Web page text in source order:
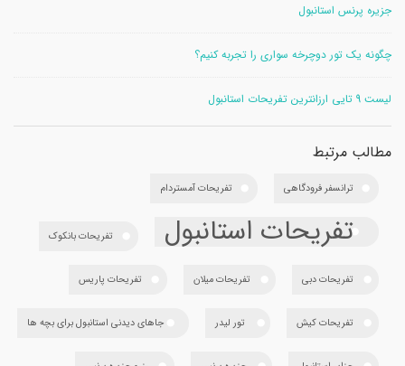
جزیره پرنس استانبول
چگونه یک تور دوچرخه سواری را تجربه کنیم؟
لیست 9 تایی ارزانترین تفریحات استانبول
مطالب مرتبط
ترانسفر فرودگاهی تفریحات آمستردام
تفریحات استانبول تفریحات بانکوک
تفریحات دبی تفریحات میلان تفریحات پاریس
تفریحات کیش تور لیدر جاهای دیدنی استانبول برای بچه ها